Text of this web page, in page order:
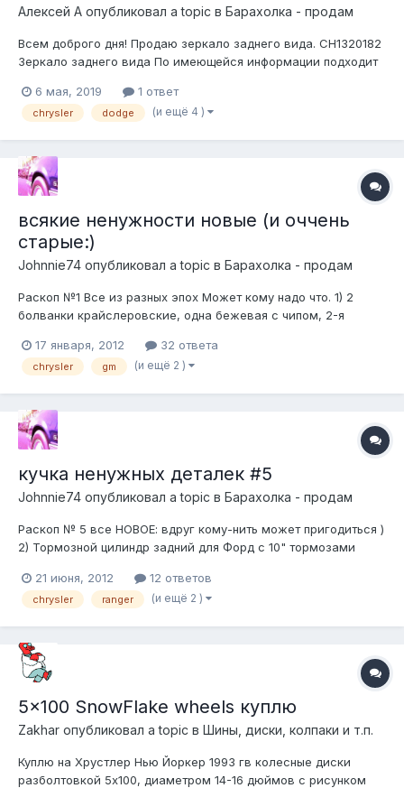
Алексей А опубликовал a topic в Барахолка - продам
Всем доброго дня! Продаю зеркало заднего вида. CH1320182
Зеркало заднего вида По имеющейся информации подходит
4574607AG, 4574607AE Chrysler 300M Chrysler Concorde
Chrysler LHS Dodge Intre...
6 мая, 2019 1 ответ
chrysler dodge (и ещё 4 )
всякие ненужности новые (и оччень
старые:)
Johnnie74 опубликовал a topic в Барахолка - продам
Раскоп №1 Все из разных эпох Может кому надо что. 1) 2
болванки крайслеровские, одна бежевая с чипом, 2-я
бардачка подходит на кучу моделей 2000-х, см. список.
2007-08 годом может не ограничиваться, просто на тот
17 января, 2012 32 ответа
chrysler gm (и ещё 2 )
кучка ненужных деталек #5
Johnnie74 опубликовал a topic в Барахолка - продам
Раскоп № 5 все НОВОЕ: вдруг кому-нить может пригодиться )
2) Тормозной цилиндр задний для Форд с 10" тормозами
=400 руб. 4) Прокладка вЫпускного коллектора, правого
Mopar # MR404181 Mits...
21 июня, 2012 12 ответов
chrysler ranger (и ещё 2 )
5x100 SnowFlake wheels куплю
Zakhar опубликовал a topic в Шины, диски, колпаки и т.п.
Куплю на Хрустлер Нью Йоркер 1993 гв колесные диски
разболтовкой 5х100, диаметром 14-16 дюймов с рисунком